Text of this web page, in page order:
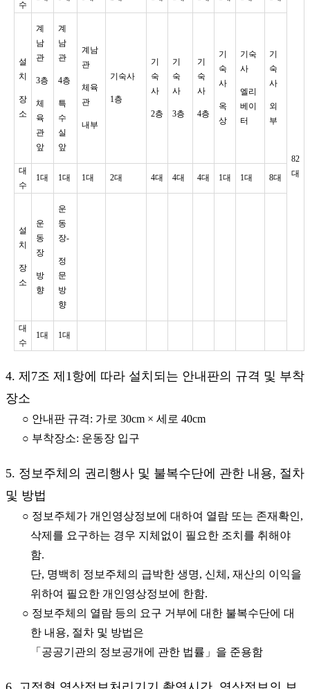
수
82
대
설
치
장
소
계
남
관
3층
체
육
관
앞
계
남
관
4층
특
수
실
앞
계남
관
체육
관
내부
기숙사
1층
기
숙
사
2층
기
숙
사
3층
기
숙
사
4층
기
숙
사
옥
상
기숙
사
엘리
베이
터
기
숙
사
외
부
대
수
1대 1대 1대 2대 4대 4대 4대 1대 1대 8대
설
치
장
소
운
동
장
방
향
운
동
장-
정
문
방
향
대
수
1대 1대
4. 제7조 제1항에 따라 설치되는 안내판의 규격 및 부착
장소
○ 안내판 규격: 가로 30cm × 세로 40cm
○ 부착장소: 운동장 입구
5. 정보주체의 권리행사 및 불복수단에 관한 내용, 절차
및 방법
○ 정보주체가 개인영상정보에 대하여 열람 또는 존재확인,
삭제를 요구하는 경우 지체없이 필요한 조치를 취해야
함.
단, 명백히 정보주체의 급박한 생명, 신체, 재산의 이익을
위하여 필요한 개인영상정보에 한함.
○ 정보주체의 열람 등의 요구 거부에 대한 불복수단에 대
한 내용, 절차 및 방법은
「공공기관의 정보공개에 관한 법률」을 준용함